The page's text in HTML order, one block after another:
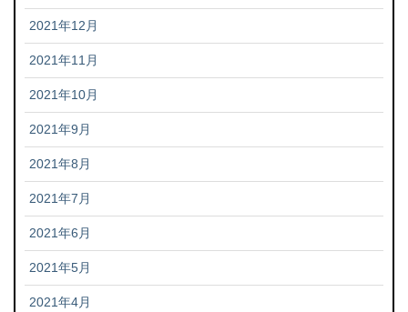
2021年12月
2021年11月
2021年10月
2021年9月
2021年8月
2021年7月
2021年6月
2021年5月
2021年4月